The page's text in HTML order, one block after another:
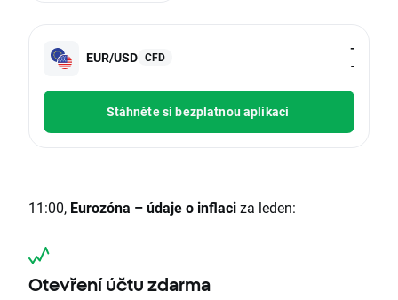
EUR/USD CFD
-
-
Stáhněte si bezplatnou aplikaci
11:00, Eurozóna –údaje o inflaciza leden:
Otevření účtu zdarma